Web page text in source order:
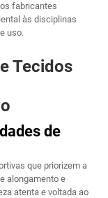
fabricantes
às disciplinas
uso.
Tecidos
de
que priorizem a
alongamento e
atenta e voltada ao